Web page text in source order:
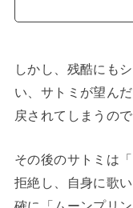
しかし、残酷にも
い、サトミが望ん
戻されてしまうので
その後のサトミは
拒絶し、自身に歌